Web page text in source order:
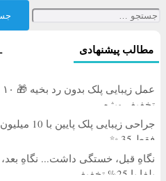
جستجو
برای:
مطالب پیشنهادی
تخفیف ویژه
جراحی زیبایی
فقط 35 ✨
نگاهِ قبل، خستگی داشت... نگاهِ بعد،
بلفا با 25% تخفیف